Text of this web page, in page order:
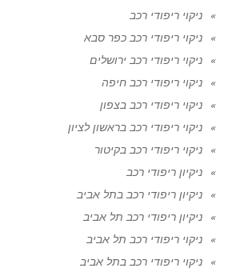
ניקוי ריפודי רכב
ניקוי ריפודי רכב כפר סבא
ניקוי ריפודי רכב ירושלים
ניקוי ריפודי רכב חיפה
ניקוי ריפודי רכב בצפון
ניקוי ריפודי רכב בראשון לציון
ניקוי ריפודי רכב בקיטור
ניקיון ריפודי רכב
ניקיון ריפודי רכב בתל אביב
ניקיון ריפודי רכב תל אביב
ניקוי ריפודי רכב תל אביב
ניקוי ריפודי רכב בתל אביב